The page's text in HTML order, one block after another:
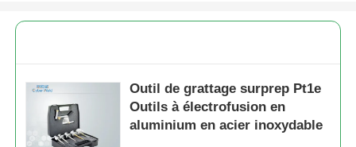
Outil de grattage surprep Pt1e
Outils à électrofusion en
aluminium en acier inoxydable